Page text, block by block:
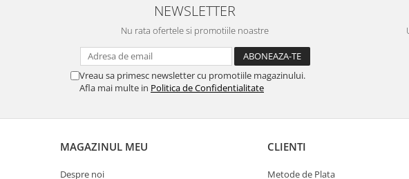
NEWSLETTER
Nu rata ofertele si promotiile noastre
Vreau sa primesc newsletter cu promotiile magazinului.
Afla mai multe in Politica de Confidentialitate
MAGAZINUL MEU
Despre noi
CLIENTI
Metode de Plata